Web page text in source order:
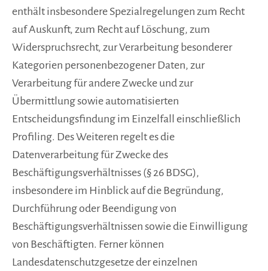
enthält insbesondere Spezialregelungen zum Recht
auf Auskunft, zum Recht auf Löschung, zum
Widerspruchsrecht, zur Verarbeitung besonderer
Kategorien personenbezogener Daten, zur
Verarbeitung für andere Zwecke und zur
Übermittlung sowie automatisierten
Entscheidungsfindung im Einzelfall einschließlich
Profiling. Des Weiteren regelt es die
Datenverarbeitung für Zwecke des
Beschäftigungsverhältnisses (§ 26 BDSG),
insbesondere im Hinblick auf die Begründung,
Durchführung oder Beendigung von
Beschäftigungsverhältnissen sowie die Einwilligung
von Beschäftigten. Ferner können
Landesdatenschutzgesetze der einzelnen